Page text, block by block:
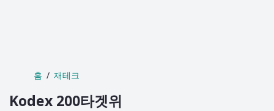
홈 재테크
Kodex 200타겟위